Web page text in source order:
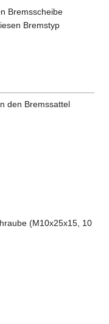
Bremsscheibe
Bremstyp
den Bremssattel
(M10x25x15, 10